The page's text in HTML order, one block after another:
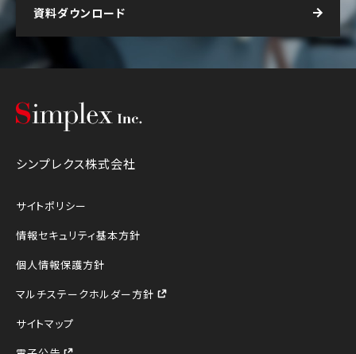
資料ダウンロード
シンプレクス株式会社
サイトポリシー
情報セキュリティ基本方針
個人情報保護方針
マルチステークホルダー方針
サイトマップ